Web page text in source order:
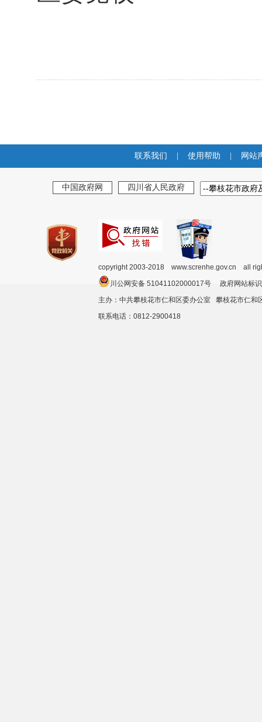
联系我们 使用帮助 网站
中国政府网 四川省人民政府
copyright 2003-2018 www.screnhe.gov.cn all
川公网安备 51041102000017号 政府网站
主办：中共攀枝花市仁和区委办公室 攀枝花市仁
联系电话：0812-2900418